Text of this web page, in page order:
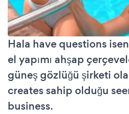
Hala have questions
el yapımı ahşap
güneş gözlüğü şirketi
creates sahip olduğu
business.